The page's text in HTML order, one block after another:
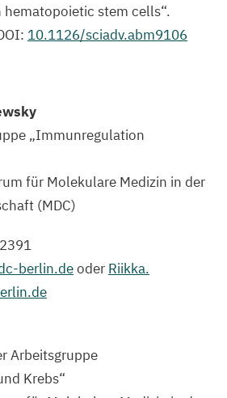
stem cells“.
: 10.1126/sciadv.abm9106
„Immunregulation
für Molekulare Medizin in der
(MDC)
2391
​berlin.​deoder Riikka.​
Arbeitsgruppe
Krebs“